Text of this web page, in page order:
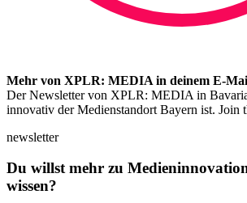
Mehr von XPLR: MEDIA in deinem E-
Der Newsletter von XPLR: MEDIA in
innovativ der Medienstandort Bayern ist. Join
newsletter
Du willst mehr zu
wissen?